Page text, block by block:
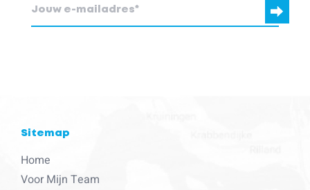
Sitemap
Home
Voor Mijn Team